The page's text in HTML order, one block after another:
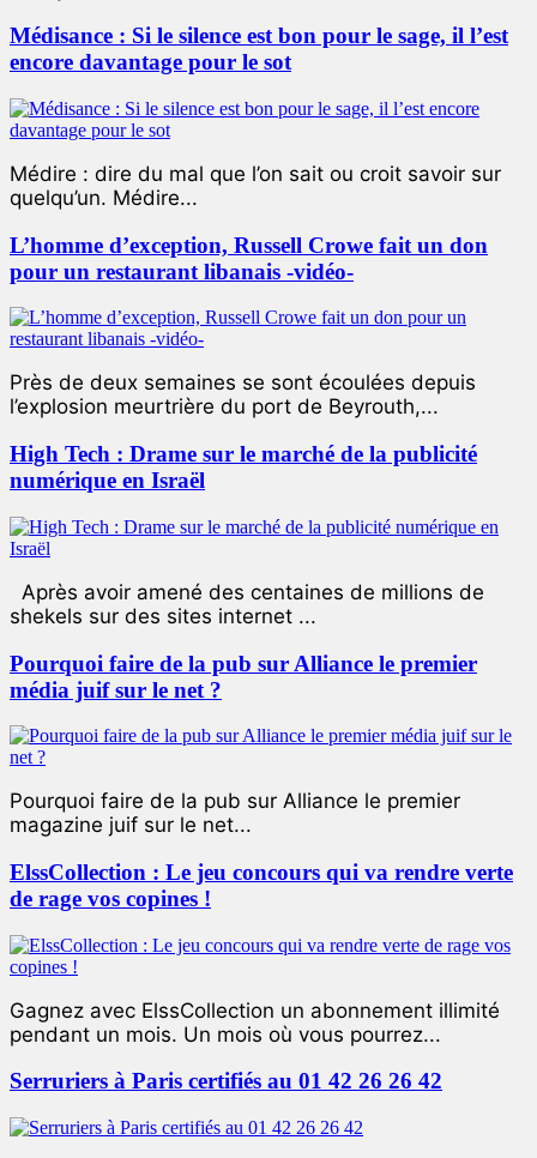
Médisance : Si le silence est bon pour le sage, il l’est
encore davantage pour le sot
Médire : dire du mal que l’on sait ou croit savoir sur
quelqu’un. Médire...
L’homme d’exception, Russell Crowe fait un don
pour un restaurant libanais -vidéo-
Près de deux semaines se sont écoulées depuis
l’explosion meurtrière du port de Beyrouth,...
High Tech : Drame sur le marché de la publicité
numérique en Israël
Après avoir amené des centaines de millions de
shekels sur des sites internet ...
Pourquoi faire de la pub sur Alliance le premier
média juif sur le net ?
Pourquoi faire de la pub sur Alliance le premier
magazine juif sur le net...
ElssCollection : Le jeu concours qui va rendre verte
de rage vos copines !
Gagnez avec ElssCollection un abonnement illimité
pendant un mois. Un mois où vous pourrez...
Serruriers à Paris certifiés au 01 42 26 26 42